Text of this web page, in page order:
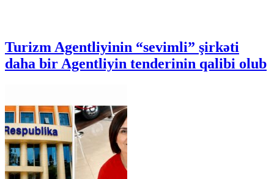
Turizm Agentliyinin “sevimli” şirkəti
daha bir Agentliyin tenderinin qalibi olub